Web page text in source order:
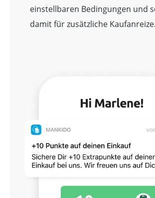
einstellbaren Bedingungen und
damit für zusätzliche Kaufanreize.